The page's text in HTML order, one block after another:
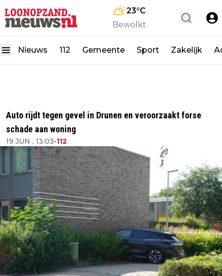
23°C
Bewolkt
Nieuws 112 Gemeente Sport Zakelijk
Auto rijdt tegen gevel in Drunen en veroorzaakt forse
schade aan woning
19 JUN , 13:03•112